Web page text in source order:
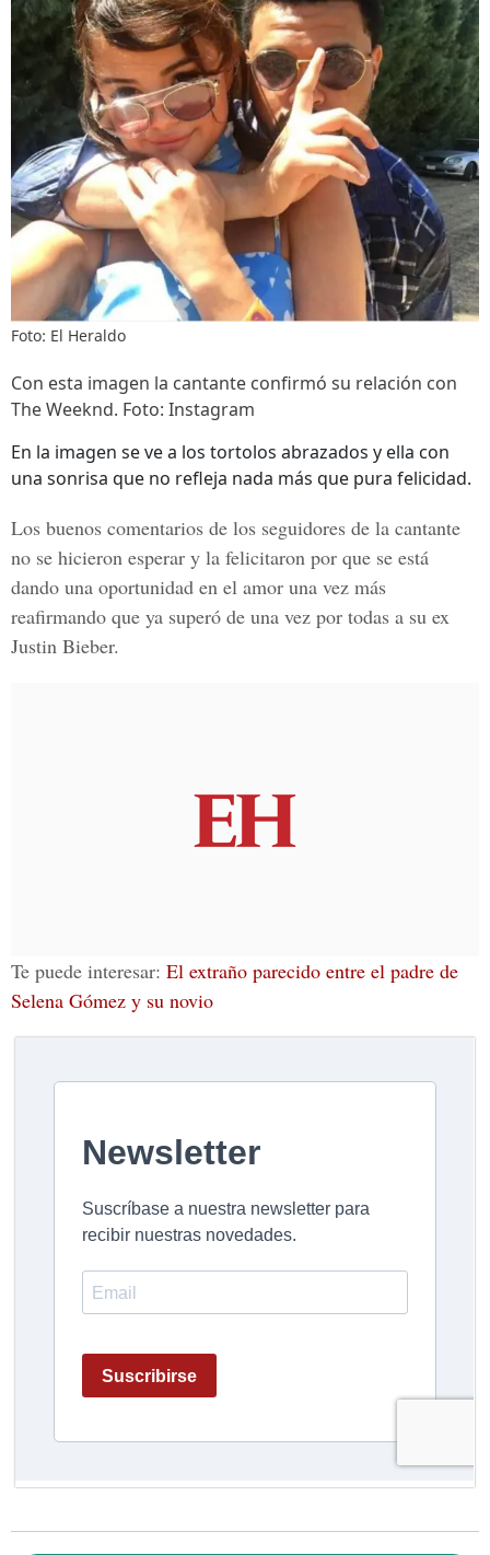
Foto: El Heraldo
Con esta imagen la cantante confirmó su relación con
The Weeknd. Foto: Instagram
En la imagen se ve a los tortolos abrazados y ella con
una sonrisa que no refleja nada más que pura felicidad.
Los buenos comentarios de los seguidores de la cantante
no se hicieron esperar y la felicitaron por que se está
dando una oportunidad en el amor una vez más
reafirmando que ya superó de una vez por todas a su ex
Justin Bieber.
Te puede interesar: El extraño parecido entre el padre de
Selena Gómez y su novio